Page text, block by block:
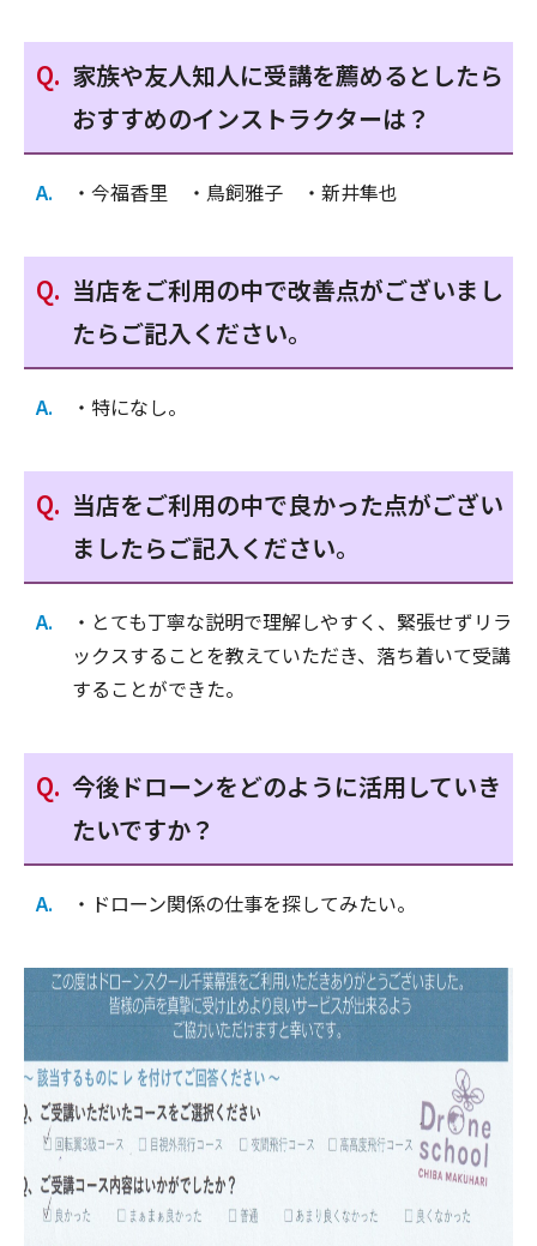
家族や友人知人に受講を薦めるとしたら
おすすめのインストラクターは？
・今福香里 ・鳥飼雅子 ・新井隼也
当店をご利用の中で改善点がございまし
たらご記入ください。
・特になし。
当店をご利用の中で良かった点がござい
ましたらご記入ください。
・とても丁寧な説明で理解しやすく、緊張せずリラ
ックスすることを教えていただき、落ち着いて受講
することができた。
今後ドローンをどのように活用していき
たいですか？
・ドローン関係の仕事を探してみたい。